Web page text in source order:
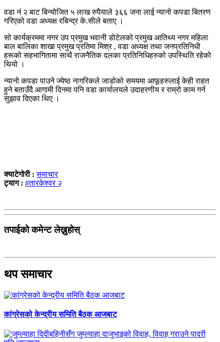
वडा नं २ बाट बिन्योजित ५ लाख रुपैयाले ३६६ जना लाई न्यानो कपडा बितरण
गरिएको वडा अध्यक्ष रबिन्द्र के.सीले बताए ।
सो कार्यक्रममा नगर उप प्रमुख भवानी डोटेलको प्रमुख आतिथ्य नगर महिला
बाल बालिका शाखा प्रमुख प्रतिमा मिश्र , वडा अध्यक्ष तथा जनप्रतिनिधी
हरूको सहभागितामा साथै राजनैतिक दलका प्रतिनिधिहरुको उपस्थिति रहेको
थियो ।
न्यानो कपडा पाउने ज्येष्ठ नागरिकले जाडोको समयमा आफूहरुलाई केही राहत
हुने बताउँदै आगामी दिनमा पनि वडा कार्यालयले उदाहरणीय र राम्रो काम गर्न
सुझाव दिएका थिए ।
क्याटेगोरी :समाचार
ट्याग : #तारकेश्वर २
तपाईको कमेन्ट लेख्नुहोस्
थप समाचार
कांग्रेसको केन्द्रीय समिति बैठक आजबाट